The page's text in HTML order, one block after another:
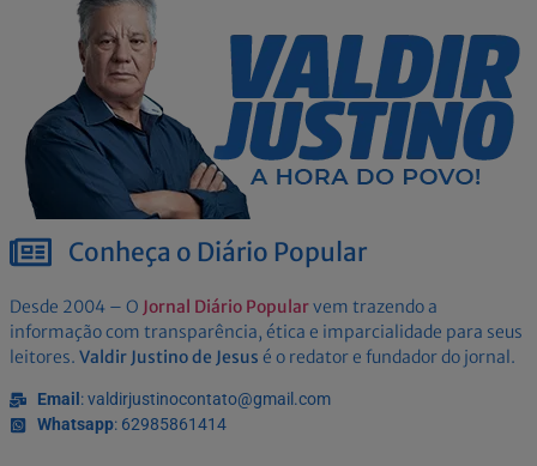
Conheça o Diário Popular
Desde 2004 – O Jornal Diário Popularvem trazendo a
informação com transparência, ética e imparcialidade para seus
leitores. Valdir Justino de Jesus é o redator e fundador do jornal.
Email : valdirjustinocontato@gmail.com
Whatsapp: 62985861414